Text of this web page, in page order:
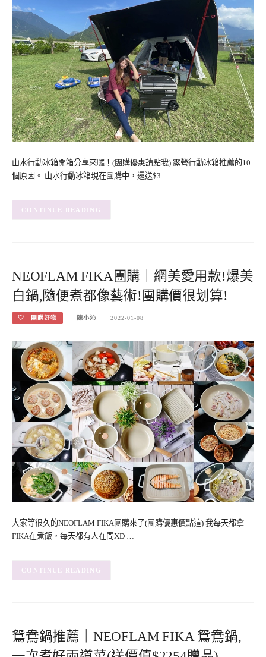
山水行動冰箱開箱分享來囉！(團購優惠請點我) 露營行動冰箱推薦的10
個原因。 山水行動冰箱現在團購中，還送$3…
CONTINUE READING
NEOFLAM FIKA團購｜網美愛用款!爆美
白鍋,隨便煮都像藝術!團購價很划算!
♡ 團購好物 陳小沁 2022-01-08
大家等很久的NEOFLAM FIKA團購來了(團購優惠價點這) 我每天都拿
FIKA在煮飯，每天都有人在問XD …
CONTINUE READING
鴛鴦鍋推薦｜NEOFLAM FIKA 鴛鴦鍋,